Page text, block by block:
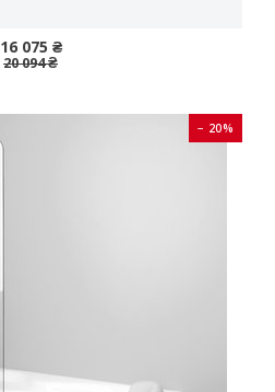
16 075 ₴
20 094 ₴
− 20%